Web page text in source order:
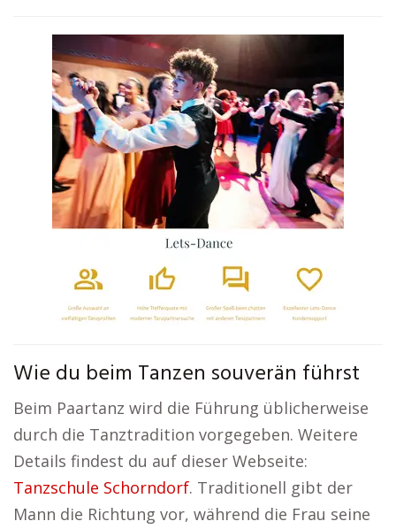
Wie du beim Tanzen souverän führst
Beim Paartanz wird die Führung üblicherweise
durch die Tanztradition vorgegeben. Weitere
Details findest du auf dieser Webseite:
Tanzschule Schorndorf. Traditionell gibt der
Mann die Richtung vor, während die Frau seine